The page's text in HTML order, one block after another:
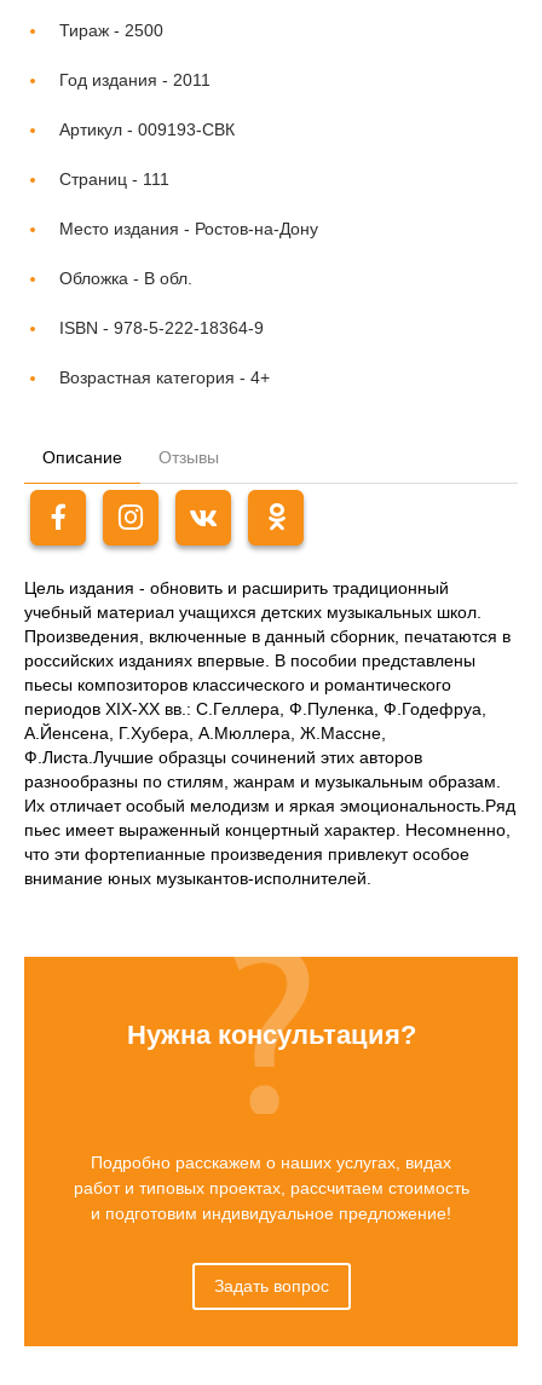
Тираж - 2500
Год издания - 2011
Артикул - 009193-СВК
Страниц - 111
Место издания - Ростов-на-Дону
Обложка - В обл.
ISBN - 978-5-222-18364-9
Возрастная категория - 4+
Описание Отзывы
Цель издания - обновить и расширить традиционный
учебный материал учащихся детских музыкальных школ.
Произведения, включенные в данный сборник, печатаются в
российских изданиях впервые. В пособии представлены
пьесы композиторов классического и романтического
периодов XIX-XX вв.: С.Геллера, Ф.Пуленка, Ф.Годефруа,
А.Йенсена, Г.Хубера, А.Мюллера, Ж.Массне,
Ф.Листа.Лучшие образцы сочинений этих авторов
разнообразны по стилям, жанрам и музыкальным образам.
Их отличает особый мелодизм и яркая эмоциональность.Ряд
пьес имеет выраженный концертный характер. Несомненно,
что эти фортепианные произведения привлекут особое
внимание юных музыкантов-исполнителей.
Нужна консультация?
Подробно расскажем о наших услугах, видах
работ и типовых проектах, рассчитаем стоимость
и подготовим индивидуальное предложение!
Задать вопрос